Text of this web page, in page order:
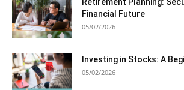
Financial Future
05/02/2026
Investing in Stocks: A
05/02/2026